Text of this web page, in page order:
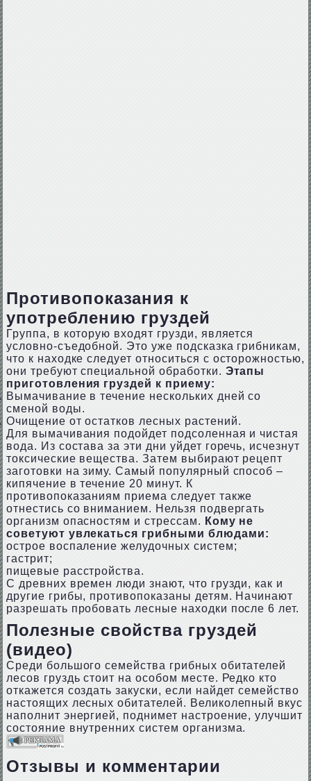
Противопоказания к
употреблению груздей
Группа, в которую входят грузди, является
условно-съедобной. Это уже подсказка грибникам,
что к находке следует относиться с осторожностью,
они требуют специальной обработки. Этапы
приготовления груздей к приему:
Вымачивание в течение нескольких дней со
сменой воды.
Очищение от остатков лесных растений.
Для вымачивания подойдет подсоленная и чистая
вода. Из состава за эти дни уйдет горечь, исчезнут
токсические вещества. Затем выбирают рецепт
заготовки на зиму. Самый популярный способ –
кипячение в течение 20 минут. К
противопоказаниям приема следует также
отнестись со вниманием. Нельзя подвергать
организм опасностям и стрессам. Кому не
советуют увлекаться грибными блюдами:
острое воспаление желудочных систем;
гастрит;
пищевые расстройства.
С древних времен люди знают, что грузди, как и
другие грибы, противопоказаны детям. Начинают
разрешать пробовать лесные находки после 6 лет.
Полезные свойства груздей
(видео)
Среди большого семейства грибных обитателей
лесов груздь стоит на особом месте. Редко кто
откажется создать закуски, если найдет семейство
настоящих лесных обитателей. Великолепный вкус
наполнит энергией, поднимет настроение, улучшит
состояние внутренних систем организма.
Отзывы и комментарии